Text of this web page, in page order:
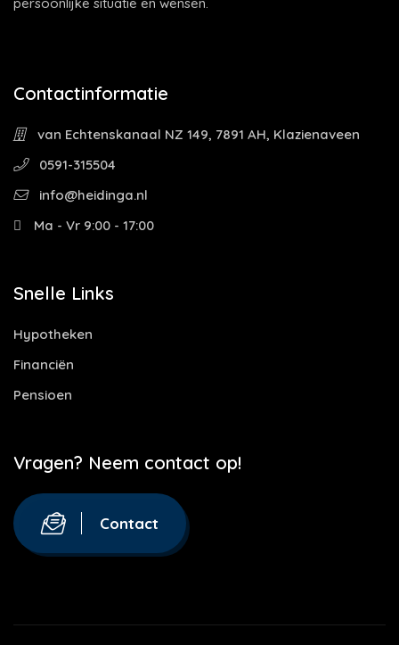
Contactinformatie
van Echtenskanaal NZ 149, 7891 AH, Klazienaveen
0591-315504
info@heidinga.nl
Ma - Vr 9:00 - 17:00
Snelle Links
Hypotheken
Financiën
Pensioen
Vragen? Neem contact op!
Contact